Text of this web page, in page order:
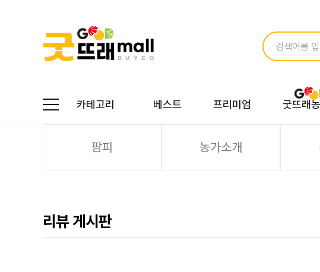
카테고리 베스트 프리미엄 굿뜨래
팜피 농가소개
리뷰 게시판